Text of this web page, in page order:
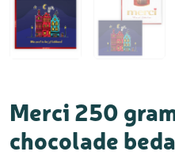
Merci 250
chocolade